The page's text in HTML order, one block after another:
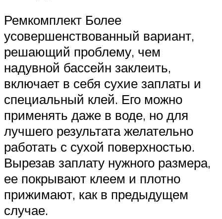
Ремкомплект Более
усовершенствованный вариант,
решающий проблему, чем
надувной бассейн заклеить,
включает в себя сухие заплаты и
специальный клей. Его можно
применять даже в воде, но для
лучшего результата желательно
работать с сухой поверхностью.
Вырезав заплату нужного размера,
ее покрывают клеем и плотно
прижимают, как в предыдущем
случае.